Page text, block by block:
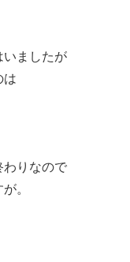
いましたが
は
わりなので
。